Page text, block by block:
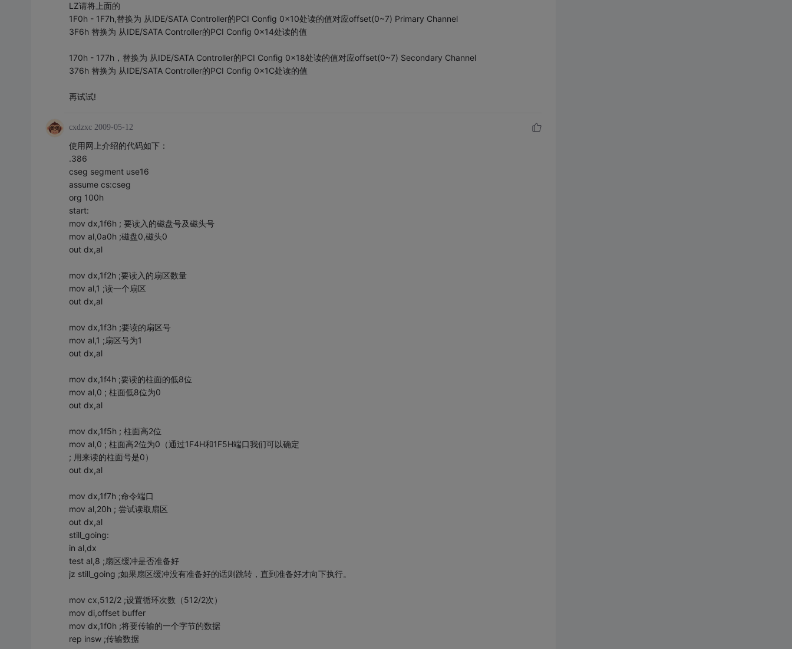
LZ请将上面的
1F0h - 1F7h,替换为 从IDE/SATA Controller的PCI Config 0x10处读的值对应offset(0~7) Primary Channel
3F6h 替换为 从IDE/SATA Controller的PCI Config 0x14处读的值
170h - 177h，替换为 从IDE/SATA Controller的PCI Config 0x18处读的值对应offset(0~7) Secondary Channel
376h 替换为 从IDE/SATA Controller的PCI Config 0x1C处读的值
再试试!
cxdzxc 2009-05-12
使用网上介绍的代码如下：
.386
cseg segment use16
assume cs:cseg
org 100h
start:
mov dx,1f6h ; 要读入的磁盘号及磁头号
mov al,0a0h ;磁盘0,磁头0
out dx,al
mov dx,1f2h ;要读入的扇区数量
mov al,1 ;读一个扇区
out dx,al
mov dx,1f3h ;要读的扇区号
mov al,1 ;扇区号为1
out dx,al
mov dx,1f4h ;要读的柱面的低8位
mov al,0 ; 柱面低8位为0
out dx,al
mov dx,1f5h ; 柱面高2位
mov al,0 ; 柱面高2位为0（通过1F4H和1F5H端口我们可以确定
; 用来读的柱面号是0）
out dx,al
mov dx,1f7h ;命令端口
mov al,20h ; 尝试读取扇区
out dx,al
still_going:
in al,dx
test al,8 ;扇区缓冲是否准备好
jz still_going ;如果扇区缓冲没有准备好的话则跳转，直到准备好才向下执行。
mov cx,512/2 ;设置循环次数（512/2次）
mov di,offset buffer
mov dx,1f0h ;将要传输的一个字节的数据
rep insw ;传输数据